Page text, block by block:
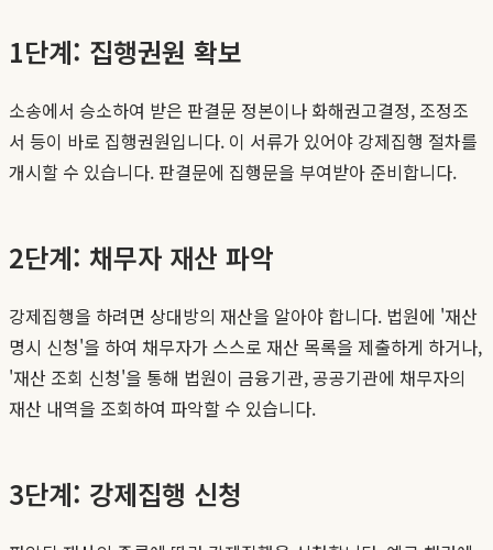
1단계: 집행권원 확보
소송에서 승소하여 받은 판결문 정본이나 화해권고결정, 조정조
서 등이 바로 집행권원입니다. 이 서류가 있어야 강제집행 절차를
개시할 수 있습니다. 판결문에 집행문을 부여받아 준비합니다.
2단계: 채무자 재산 파악
강제집행을 하려면 상대방의 재산을 알아야 합니다. 법원에 '재산
명시 신청'을 하여 채무자가 스스로 재산 목록을 제출하게 하거나,
'재산 조회 신청'을 통해 법원이 금융기관, 공공기관에 채무자의
재산 내역을 조회하여 파악할 수 있습니다.
3단계: 강제집행 신청